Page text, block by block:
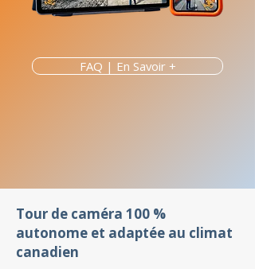
FAQ | En Savoir +
Tour de caméra 100 %
autonome et adaptée au climat
canadien